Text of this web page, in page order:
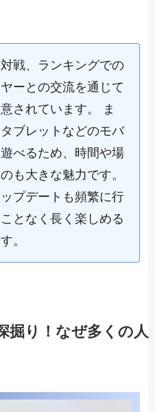
戦、ランキングでの
ーとの交流を通じて
されています。 ま
ブレットなどのモバ
べるため、時間や場
も大きな魅力です。
プデートも頻繁に行
となく長く楽しめる
。
掘り！なぜ多くの人